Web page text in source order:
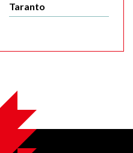
Taranto